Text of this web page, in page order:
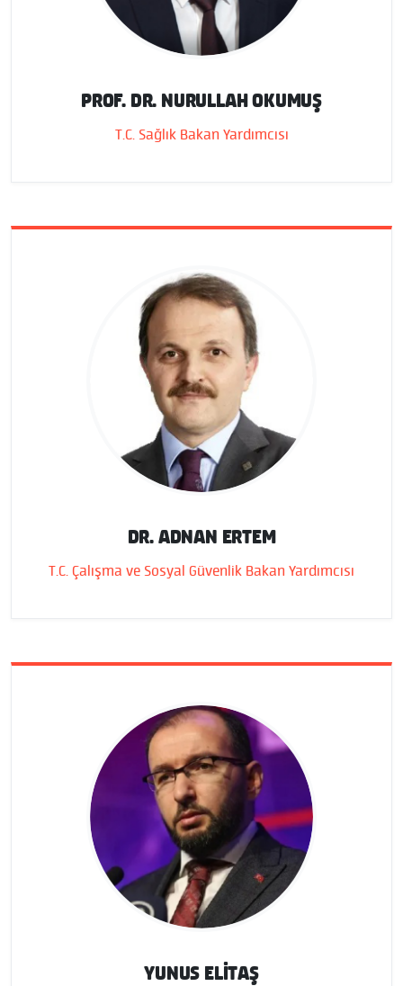
PROF. DR. NURULLAH OKUMUŞ
T.C. Sağlık Bakan Yardımcısı
DR. ADNAN ERTEM
T.C. Çalışma ve Sosyal Güvenlik Bakan Yardımcısı
YUNUS ELİTAŞ